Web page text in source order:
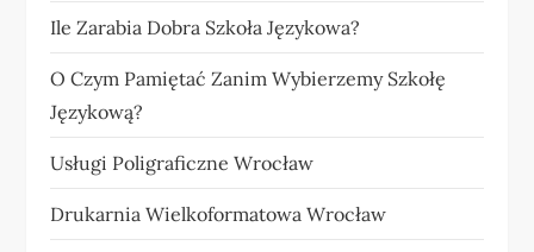
Ile Zarabia Dobra Szkoła Językowa?
O Czym Pamiętać Zanim Wybierzemy Szkołę
Językową?
Usługi Poligraficzne Wrocław
Drukarnia Wielkoformatowa Wrocław